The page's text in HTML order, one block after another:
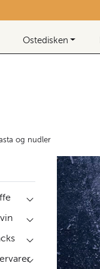
Ostedisken
og nudler